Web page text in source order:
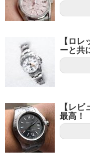
【ロ
ーと共
【レ
最高！